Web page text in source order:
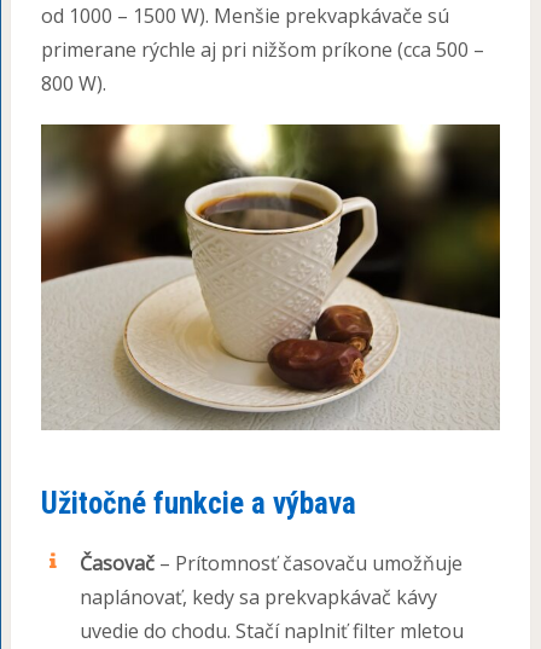
od 1000 – 1500 W). Menšie prekvapkávače sú
primerane rýchle aj pri nižšom príkone (cca 500 –
800 W).
Užitočné funkcie a výbava
Časovač– Prítomnosť časovaču umožňuje
naplánovať, kedy sa prekvapkávač kávy
uvedie do chodu. Stačí naplniť filter mletou